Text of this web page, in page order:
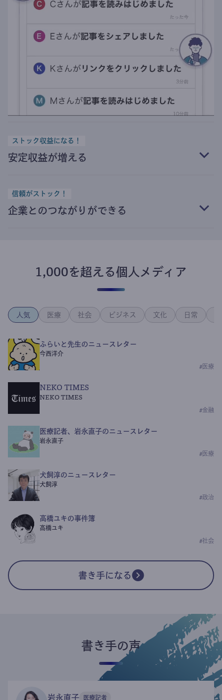
ストック収益になる！
安定収益が増える
信頼がストック！
企業とのつながりができる
1,000を超える個人メディア
人気 医療 社会 ビジネス 文化 日常
ふらいと先生のニュースレター
今西洋介
# 医療
NEKO TIMES
NEKO TIMES
#金融
医療記者、岩永直子のニュースレター
岩永直子
# 医療
犬飼淳のニュースレター
犬飼淳
#政治
高橋ユキの事件簿
高橋ユキ
#社会
書き手になる
書き手の声
岩永直子 医療記者